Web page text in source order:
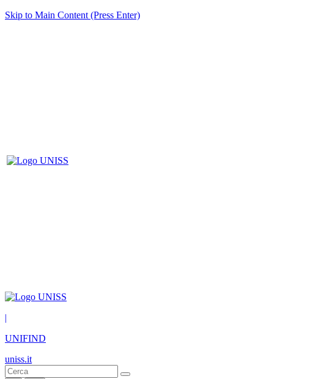
Skip to Main Content (Press Enter)
|
UNIFIND
uniss.it